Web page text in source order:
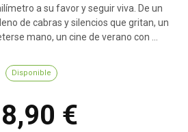
a su favor y seguir viva. De un
de cabras y silencios que gritan, un
mano, un cine de verano con ...
Disponible
€